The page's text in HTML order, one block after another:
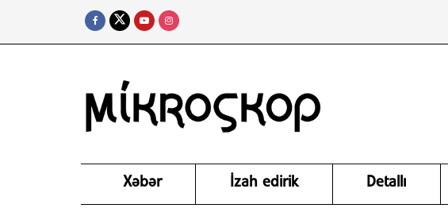
Xəbər İzah edirik Detallı